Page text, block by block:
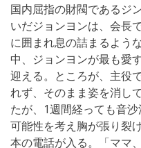
国内屈指の財閥であるジ
いだジョンヨンは、会長
に囲まれ息の詰まるよう
中、ジョンヨンが最も愛
迎える。ところが、主役
れず、そのまま姿を消し
たが、1週間経っても音
可能性を考え胸が張り裂
本の電話が入る。「ママ